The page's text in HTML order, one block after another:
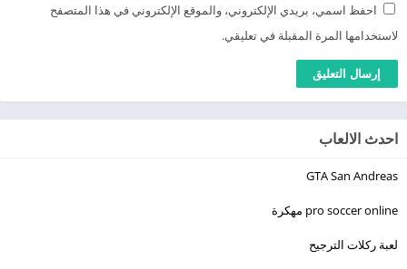
احفظ اسمي، بريدي الإلكتروني، والموقع الإلكتروني في هذا المتصفح
لاستخدامها المرة المقبلة في تعليقي.
احدث الالعاب
GTA San Andreas
pro soccer online مهكرة
لعبة ركلات الترجيح